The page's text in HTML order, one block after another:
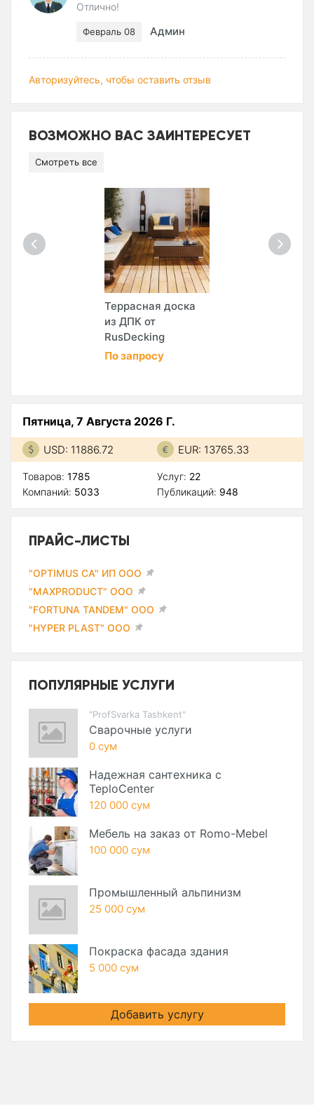
Отлично!
Февраль 08 Админ
Авторизуйтесь, чтобы оставить отзыв
ВОЗМОЖНО ВАС ЗАИНТЕРЕСУЕТ
Смотреть все
Террасная доска
из ДПК от
RusDecking
По запросу
Пятница, 7 Августа 2026 Г.
USD: 11886.72 EUR: 13765.33
Товаров: 1785
Компаний: 5033
Услуг: 22
Публикаций: 948
ПРАЙС-ЛИСТЫ
"OPTIMUS CA" ИП ООО
"MAXPRODUCT" ООО
"FORTUNA TANDEM" ООО
"HYPER PLAST" ООО
ПОПУЛЯРНЫЕ УСЛУГИ
"ProfSvarka Tashkent"
Сварочные услуги
0 сум
Надежная сантехника с
TeploCenter
120 000 сум
Мебель на заказ от Romo-Mebel
100 000 сум
Промышленный альпинизм
25 000 сум
Покраска фасада здания
5 000 сум
Добавить услугу